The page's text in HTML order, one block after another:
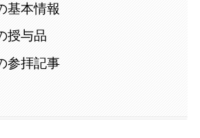
基本情報
授与品
参拝記事